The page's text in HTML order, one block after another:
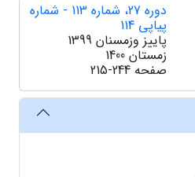
دوره 27، شماره 113 - شماره
پیاپی 114
پاییز وزمسنان 1399
زمستان 1400
صفحه 215-244